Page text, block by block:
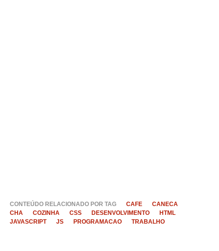
CONTEÚDO RELACIONADO POR TAG CAFE
CANECA
CHA
COZINHA CSS DESENVOLVIMENTO
HTML
JAVASCRIPT
JS PROGRAMACAO TRABALHO